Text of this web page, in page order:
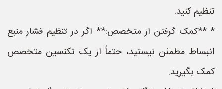
تنظیم کنید.
* **کمک گرفتن از متخصص:** اگر در تنظیم فشار منبع
انبساط مطمئن نیستید، حتماً از یک تکنسین متخصص
کمک بگیرید.